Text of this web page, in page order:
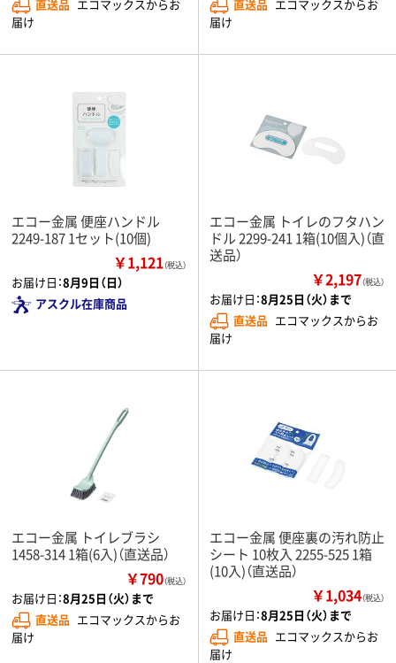
直送品 エコマックスからお
届け
直送品 エコマックスからお
届け
エコー金属 便座ハンドル
2249-187 1セット(10個)
￥1,121（税込）
お届け日：8月9日（日）
アスクル在庫商品
エコー金属 トイレのフタハン
ドル 2299-241 1箱(10個入)（直
送品）
￥2,197（税込）
お届け日：8月25日（火）まで
直送品 エコマックスからお
届け
エコー金属 トイレブラシ
1458-314 1箱(6入)（直送品）
￥790（税込）
お届け日：8月25日（火）まで
直送品 エコマックスからお
届け
エコー金属 便座裏の汚れ防止
シート 10枚入 2255-525 1箱
(10入)（直送品）
￥1,034（税込）
お届け日：8月25日（火）まで
直送品 エコマックスからお
届け